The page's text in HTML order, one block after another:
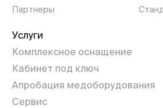
Партнеры
Услуги
Комплексное оснащение
Кабинет под ключ
Апробация медоборудования
Сервис